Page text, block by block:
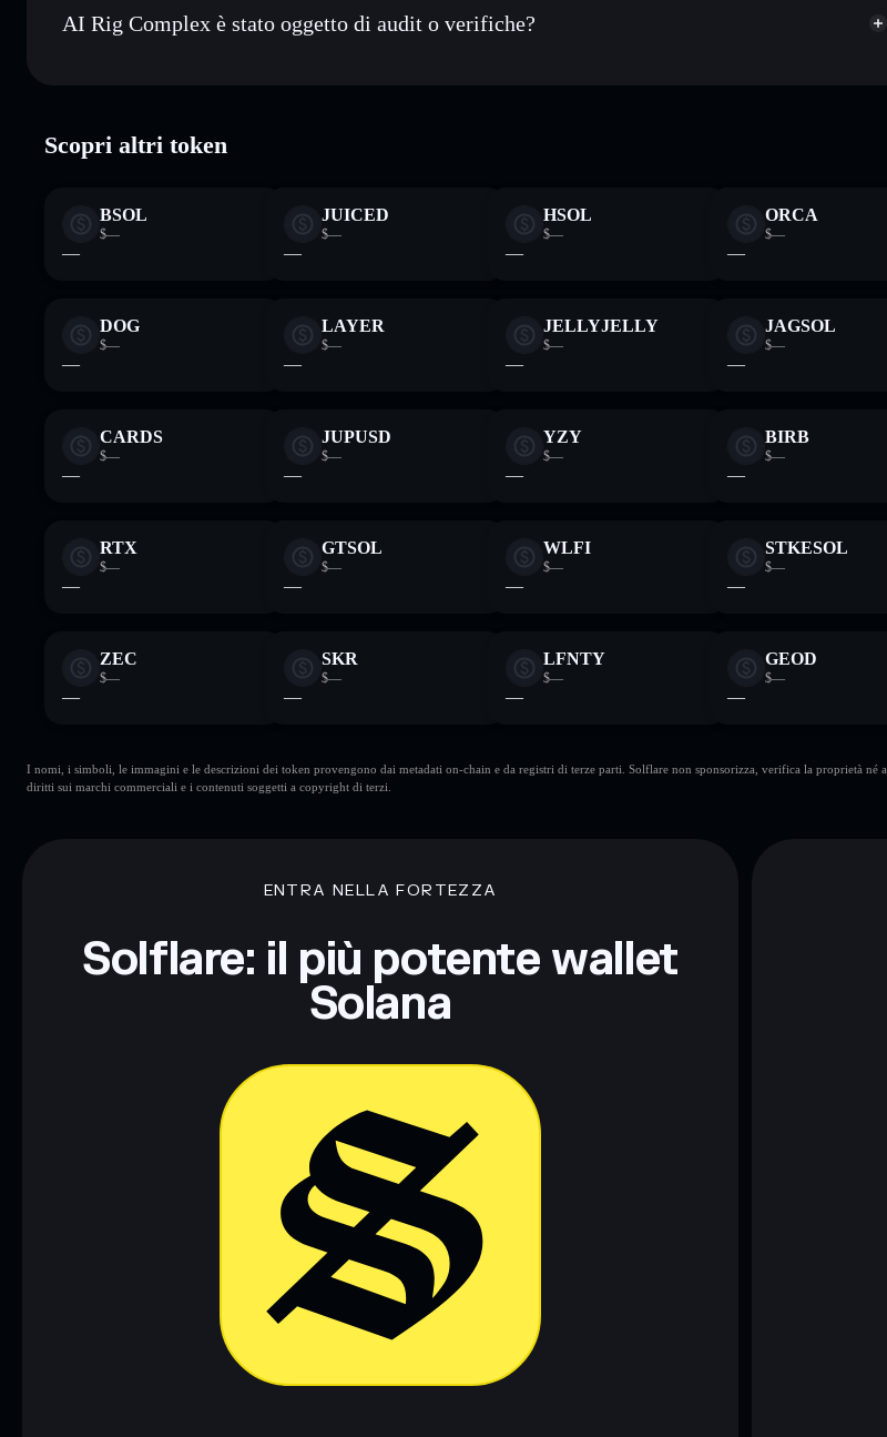
esclusivo controllo delle tue chiavi private
61V8vBaqAGMpgDQi4JcAwo1dmBGHsyhzodcPqnEVpump
AI Rig Complex è stato oggetto di audit o verifiche?
Scopri altri token
BSOL
$—
—
JUICED
$—
—
HSOL
$—
—
ORCA
$—
—
DOG
$—
—
LAYER
$—
—
JELLYJELLY
$—
—
JAGSOL
$—
—
CARDS
$—
—
JUPUSD
$—
—
YZY
$—
—
BIRB
$—
—
RTX
$—
—
GTSOL
$—
—
WLFI
$—
—
STKESOL
$—
—
ZEC
$—
—
SKR
$—
—
LFNTY
$—
—
GEOD
$—
—
I nomi, i simboli, le immagini e le descrizioni dei token provengono dai metadati on-chain e da registri di terze parti. Solflare non sponsorizza, verifica la proprietà né
diritti sui marchi commerciali e i contenuti soggetti a copyright di terzi.
ENTRA NELLA FORTEZZA
Solflare: il più potente wallet
Solana